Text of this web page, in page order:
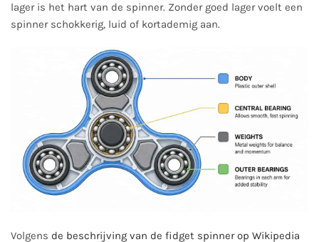
lager is het hart van de spinner. Zonder goed lager voelt een
spinner schokkerig, luid of kortademig aan.
Volgens de beschrijving van de fidget spinner op Wikipedia